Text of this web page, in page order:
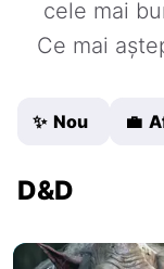
cele mai
Ce mai
✨ Nou 💼
D&D